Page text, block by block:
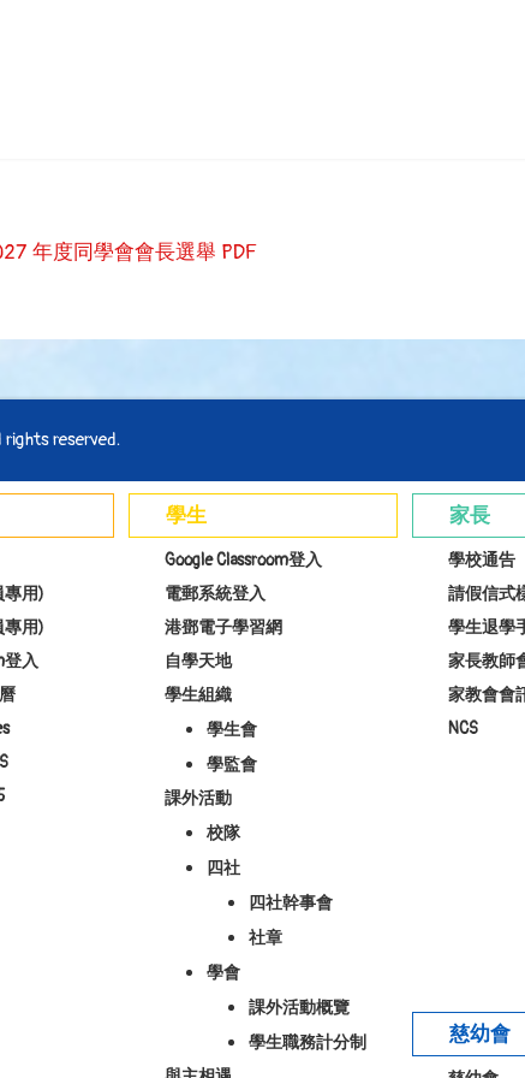
年度同學會會長選舉 PDF
reserved.
專用)
專用)
登入
學生
Google Classroom登入
電郵系統登入
港鄧電子學習網
自學天地
學生組織
學生會
學監會
課外活動
校隊
四社
四社幹事會
社章
學會
課外活動概覽
學生職務計分制
家長
學校通告
請假信式
學生退學
家長教師
家教會會
NCS
慈幼會